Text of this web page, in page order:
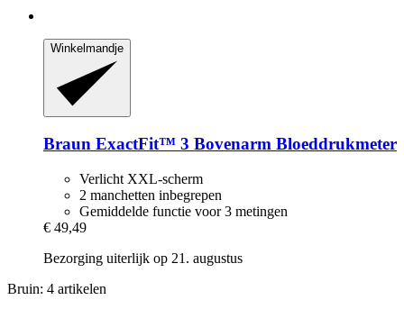
Winkelmandje
Braun ExactFit™ 3 Bovenarm Bloeddrukmeter
Verlicht XXL-scherm
2 manchetten inbegrepen
Gemiddelde functie voor 3 metingen
€ 49,49
Bezorging uiterlijk op 21. augustus
Bruin: 4 artikelen